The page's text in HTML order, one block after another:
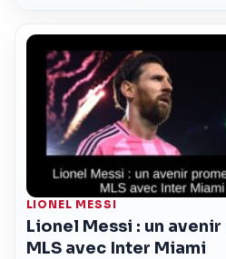
LIONEL MESSI
Lionel Messi : un
MLS avec Inter Miami